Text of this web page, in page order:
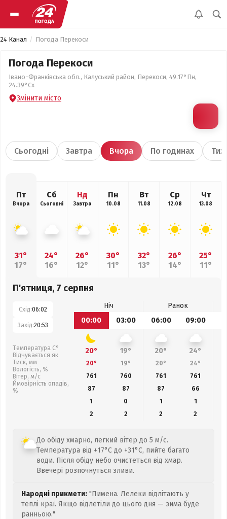
24 Канал Погода Перекоси
Погода Перекоси
Івано-Франківська обл., Калуський район, Перекоси, 49.17°Пн,
24.39°Сх
Змінити місто
Сьогодні Завтра Вчора По годинах
Пт
Вчора
31°
17°
Сб
Сьогодні
24°
16°
Нд
Завтра
26°
12°
Пн
10.08
30°
11°
Вт
11.08
32°
13°
Ср
12.08
26°
14°
Чт
13.08
25°
11°
П'ятниця, 7 серпня
Схід:06:02
Захід:20:53
Температура С°
Відчувається як
Тиск, мм
Вологість, %
Вітер, м/с
Ймовірність опадів,
%
Ніч
Ранок
00:00
03:00 06:00 09:00
20° 19° 20° 24°
20° 19° 20° 24°
761
760 761 761
87
87 87 66
1
0 1
1
2
2 2 2
До обіду хмарно, легкий вітер до 5 м/с.
Температура від +17°C до +31°C, пийте багато
води. Після обіду небо очистеться від хмар.
Ввечері розпочнуться зливи.
Народні прикмети: "Пимена. Лелеки відлітають у
теплі краї. Якщо відлетіли до цього дня — зима буде
ранньою."